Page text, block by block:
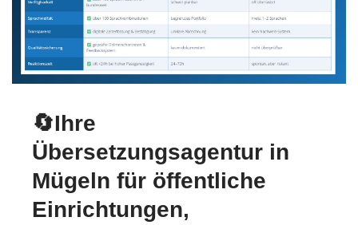
🔄Ihre
Übersetzungsagentur in
Mügeln für öffentliche
Einrichtungen,